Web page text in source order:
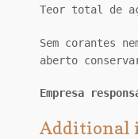
Teor total de
Sem corantes
aberto
Empresa
Additional